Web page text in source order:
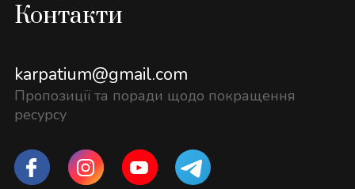
Контакти
karpatium@gmail.com
Пропозиції та поради щодо покращення
ресурсу